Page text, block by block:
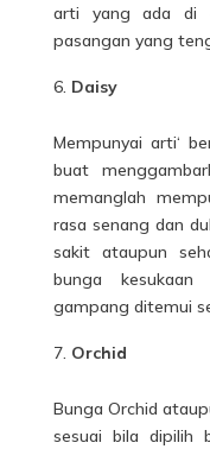
arti yang ada di
pasangan yang
Daisy
Mempunyai arti‘
buat
memanglah
rasa senang dan
sakit ataupun
bunga
gampang ditemui
Orchid
Bunga Orchid
sesuai bila dipilih